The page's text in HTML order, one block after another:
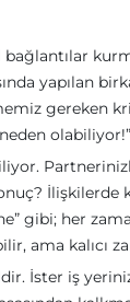
yapılan
gereken
neden olabiliyor!”
gibi; her
ama kalıcı
İster iş